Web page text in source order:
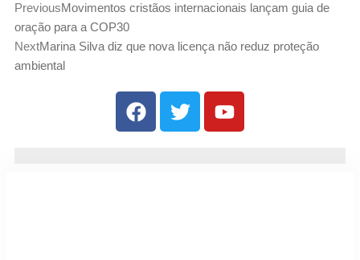
PreviousMovimentos cristãos internacionais lançam guia de
oração para a COP30
NextMarina Silva diz que nova licença não reduz proteção
ambiental